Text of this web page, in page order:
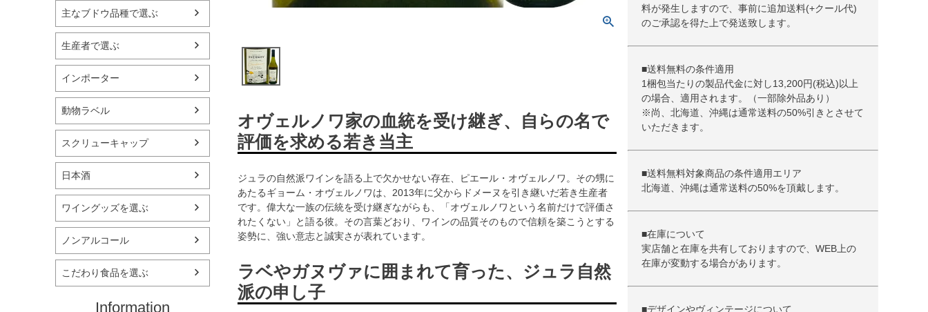
主なブドウ品種で選ぶ
生産者で選ぶ
インポーター
動物ラベル
スクリューキャップ
日本酒
ワイングッズを選ぶ
ノンアルコール
こだわり食品を選ぶ
Information
オヴェルノワ家の血統を受け継ぎ、自らの名で
評価を求める若き当主
ジュラの自然派ワインを語る上で欠かせない存在、ピエール・オヴェルノワ。その甥に
あたるギョーム・オヴェルノワは、2013年に父からドメーヌを引き継いだ若き生産者
です。偉大な一族の伝統を受け継ぎながらも、「オヴェルノワという名前だけで評価さ
れたくない」と語る彼。その言葉どおり、ワインの品質そのもので信頼を築こうとする
姿勢に、強い意志と誠実さが表れています。
ラベやガヌヴァに囲まれて育った、ジュラ自然
派の申し子
料が発生しますので、事前に追加送料(+クール代)
のご承認を得た上で発送致します。
■送料無料の条件適用
1梱包当たりの製品代金に対し13,200円(税込)以上
の場合、適用されます。（一部除外品あり）
※尚、北海道、沖縄は通常送料の50%引きとさせて
いただきます。
■送料無料対象商品の条件適用エリア
北海道、沖縄は通常送料の50%を頂戴します。
■在庫について
実店舗と在庫を共有しておりますので、WEB上の
在庫が変動する場合があります。
■デザインやヴィンテージについて